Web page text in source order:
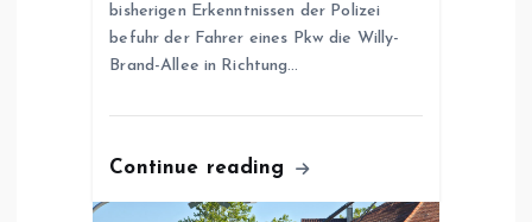
bisherigen Erkenntnissen der Polizei
befuhr der Fahrer eines Pkw die Willy-
Brand-Allee in Richtung…
Continue reading